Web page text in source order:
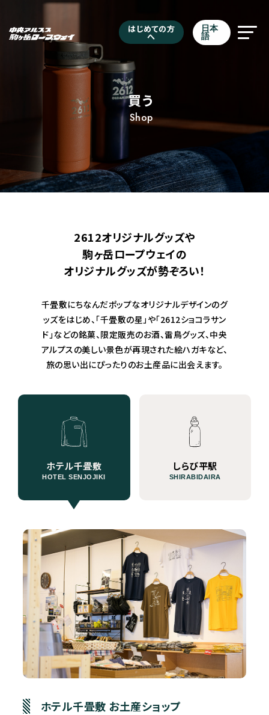
はじめての方
へ
日本
語
買う
Shop
2612オリジナルグッズや
駒ヶ岳ロープウェイの
オリジナルグッズが勢ぞろい！
千畳敷にちなんだポップなオリジナルデザインのグ
ッズをはじめ、「千畳敷の星」や「2612ショコラサン
ド」などの銘菓、限定販売のお酒、雷鳥グッズ、中央
アルプスの美しい景色が再現された絵ハガキなど、
旅の思い出にぴったりのお土産品に出会えます。
ホテル千畳敷
HOTEL SENJOJIKI
しらび平駅
SHIRABIDAIRA
ホテル千畳敷 お土産ショップ